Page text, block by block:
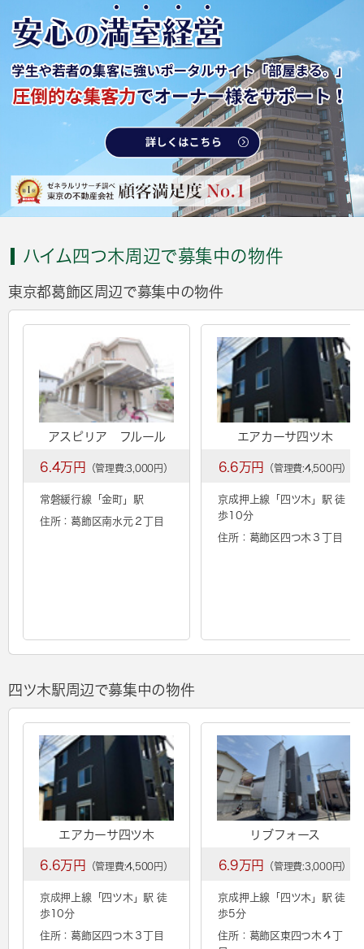
ハイム四つ木周辺で募集中の物件
東京都葛飾区周辺で募集中の物件
アスピリア フルール
6.4万円 （管理費:3,000円）
常磐緩行線「金町」駅
住所：葛飾区南水元２丁目
エアカーサ四ツ木
6.6万円 （管理費:4,500円）
京成押上線「 四ツ木 」駅 徒
歩10分
住所：葛飾区四つ木３丁目
四ツ木駅周辺で募集中の物件
エアカーサ四ツ木
6.6万円 （管理費:4,500円）
京成押上線「 四ツ木 」駅 徒
歩10分
住所：葛飾区四つ木３丁目
リブフォース
6.9万円 （管理費:3,000円）
京成押上線「 四ツ木 」駅 徒
歩5分
住所：葛飾区東四つ木４丁